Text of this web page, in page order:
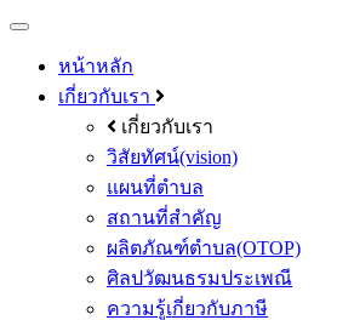
หน้าหลัก
เกี่ยวกับเรา
เกี่ยวกับเรา
วิสัยทัศน์(vision)
แผนที่ตำบล
สถานที่สำคัญ
ผลิตภัณฑ์ตำบล(OTOP)
ศิลปวัฒนธรมประเพณี
ความรู้เกี่ยวกับภาษี